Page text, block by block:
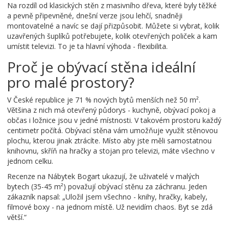
Na rozdíl od klasických stěn z masivního dřeva, které byly těžké
a pevně připevněné, dnešní verze jsou lehčí, snadněji
montovatelné a navíc se dají přizpůsobit. Můžete si vybrat, kolik
uzavřených šuplíků potřebujete, kolik otevřených poliček a kam
umístit televizi. To je ta hlavní výhoda - flexibilita.
Proč je obývací stěna ideální
pro malé prostory?
V České republice je 71 % nových bytů menších než 50 m².
Většina z nich má otevřený půdorys - kuchyně, obývací pokoj a
občas i ložnice jsou v jedné místnosti. V takovém prostoru každý
centimetr počítá. Obývací stěna vám umožňuje využít stěnovou
plochu, kterou jinak ztrácíte. Místo aby jste měli samostatnou
knihovnu, skříň na hračky a stojan pro televizi, máte všechno v
jednom celku.
Recenze na Nábytek Bogart ukazují, že uživatelé v malých
bytech (35-45 m²) považují obývací stěnu za záchranu. Jeden
zákazník napsal: „Uložil jsem všechno - knihy, hračky, kabely,
filmové boxy - na jednom místě. Už nevidím chaos. Byt se zdá
větší.“